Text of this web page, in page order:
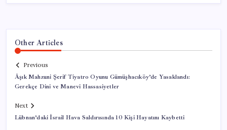
Other Articles
Previous
Âşık Mahzuni Şerif Tiyatro Oyunu Gümüşhacıköy’de Yasaklandı:
Gerekçe Dini ve Manevi Hassasiyetler
Next
Lübnan’daki İsrail Hava Saldırısında 10 Kişi Hayatını Kaybetti